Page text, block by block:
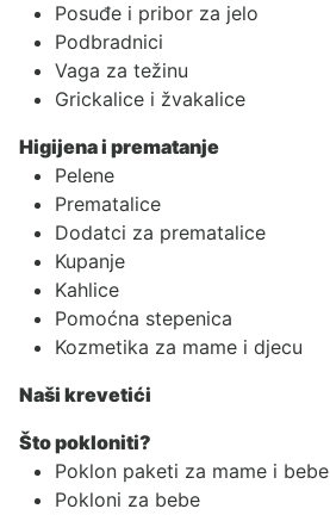
Posuđe i pribor za jelo
Podbradnici
Vaga za težinu
Grickalice i žvakalice
Higijena i prematanje
Pelene
Prematalice
Dodatci za prematalice
Kupanje
Kahlice
Pomoćna stepenica
Kozmetika za mame i djecu
Naši krevetići
Što pokloniti?
Poklon paketi za mame i bebe
Pokloni za bebe